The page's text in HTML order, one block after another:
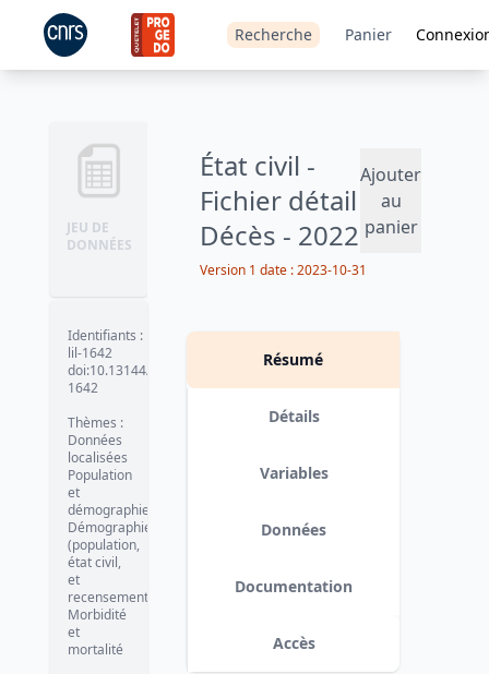
Recherche Panier
JEU DE
DONNÉES
État civil -
Fichier détail
Décès - 2022
Ajouter
au
panier
Version 1 date :2023-10-31
Identifiants :
lil-1642
doi:10.13144/lil-
1642
Thèmes :
Données
localisées
Population
et
démographie
Démographie
(population,
état civil,
et
recensement)
Morbidité
et
mortalité
Résumé
Détails
Variables
Données
Documentation
Accès